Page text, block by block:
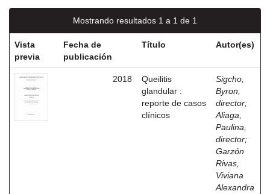
Mostrando resultados 1 a 1 de 1
Vista
previa
Fecha de
publicación
Título Autor(es)
2018
Queilitis
glandular :
reporte de casos
clínicos
Sigcho,
Byron,
director;
Aliaga,
Paulina,
director;
Garzón
Rivas,
Viviana
Alexandra